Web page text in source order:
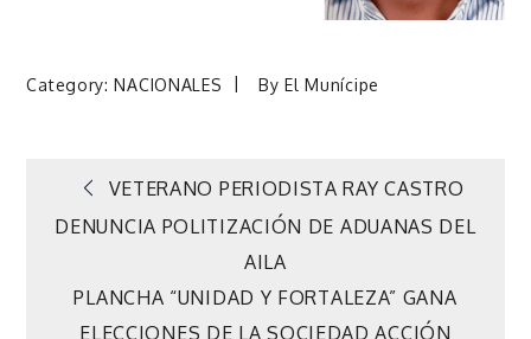
Category:NACIONALES ByEl Munícipe
Navegación
VETERANO PERIODISTA RAY CASTRO
DENUNCIA POLITIZACIÓN DE ADUANAS DEL
AILA
PLANCHA “UNIDAD Y FORTALEZA” GANA
ELECCIONES DE LA SOCIEDAD ACCIÓN